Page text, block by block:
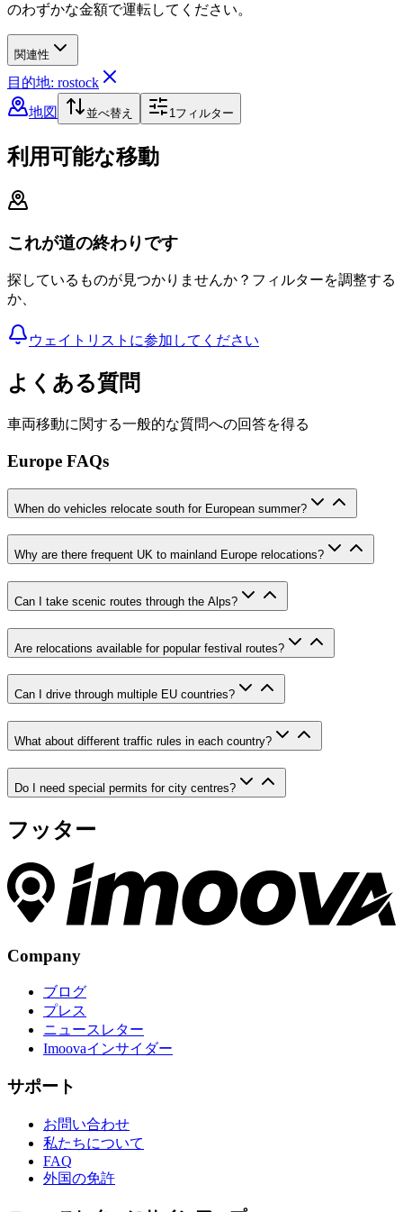
のわずかな金額で運転してください。
関連性
目的地: rostock
地図
並べ替え 1フィルター
利用可能な移動
これが道の終わりです
探しているものが見つかりませんか？フィルターを調整する
か、
ウェイトリストに参加してください
よくある質問
車両移動に関する一般的な質問への回答を得る
Europe FAQs
When do vehicles relocate south for European summer?
Why are there frequent UK to mainland Europe relocations?
Can I take scenic routes through the Alps?
Are relocations available for popular festival routes?
Can I drive through multiple EU countries?
What about different traffic rules in each country?
Do I need special permits for city centres?
フッター
Company
ブログ
プレス
ニュースレター
Imoovaインサイダー
サポート
お問い合わせ
私たちについて
FAQ
外国の免許